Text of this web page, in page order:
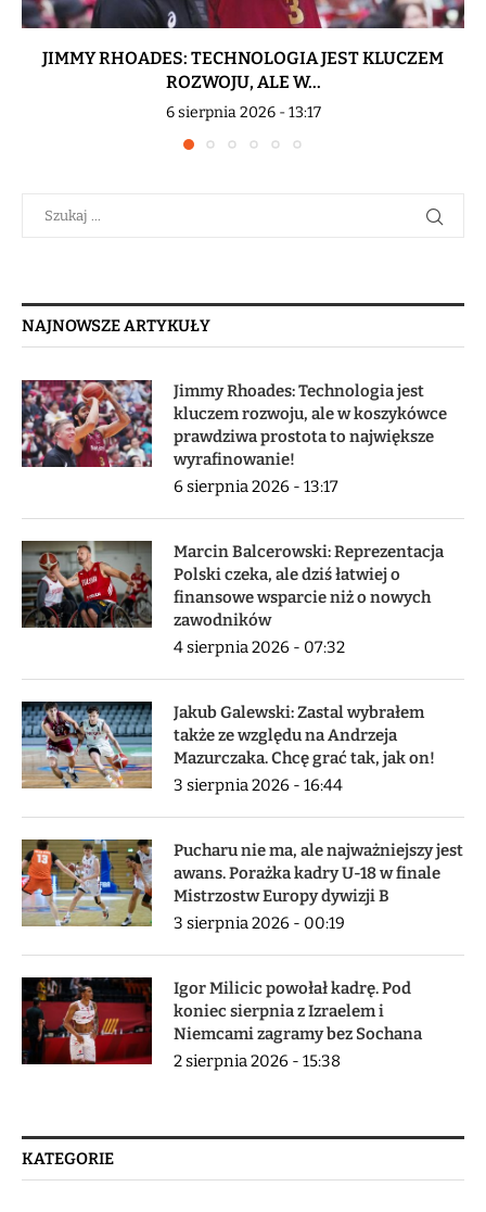
JIMMY RHOADES: TECHNOLOGIA JEST KLUCZEM
ROZWOJU, ALE W...
6 sierpnia 2026 - 13:17
NAJNOWSZE ARTYKUŁY
Jimmy Rhoades: Technologia jest
kluczem rozwoju, ale w koszykówce
prawdziwa prostota to największe
wyrafinowanie!
6 sierpnia 2026 - 13:17
Marcin Balcerowski: Reprezentacja
Polski czeka, ale dziś łatwiej o
finansowe wsparcie niż o nowych
zawodników
4 sierpnia 2026 - 07:32
Jakub Galewski: Zastal wybrałem
także ze względu na Andrzeja
Mazurczaka. Chcę grać tak, jak on!
3 sierpnia 2026 - 16:44
Pucharu nie ma, ale najważniejszy jest
awans. Porażka kadry U-18 w finale
Mistrzostw Europy dywizji B
3 sierpnia 2026 - 00:19
Igor Milicic powołał kadrę. Pod
koniec sierpnia z Izraelem i
Niemcami zagramy bez Sochana
2 sierpnia 2026 - 15:38
KATEGORIE